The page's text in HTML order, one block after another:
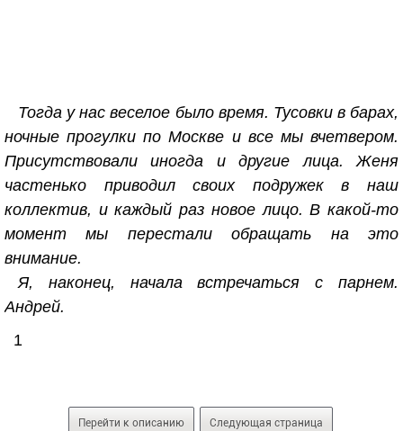
Тогда у нас веселое было время. Тусовки в барах,
ночные прогулки по Москве и все мы вчетвером.
Присутствовали иногда и другие лица. Женя
частенько приводил своих подружек в наш
коллектив, и каждый раз новое лицо. В какой-то
момент мы перестали обращать на это
внимание.
Я, наконец, начала встречаться с парнем.
Андрей.
1
Перейти к описанию Следующая страница